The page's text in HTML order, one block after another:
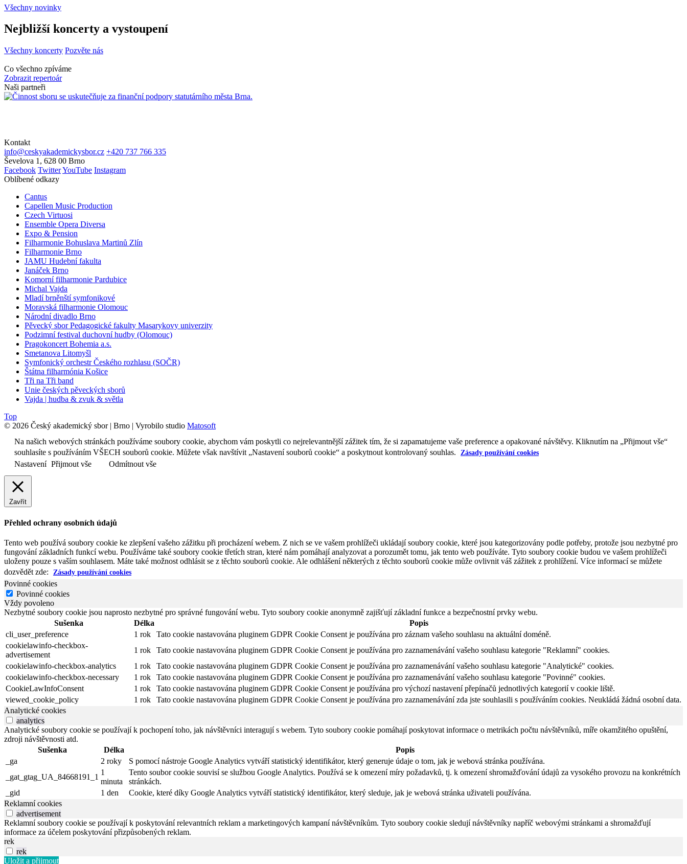
Všechny novinky
Nejbližší koncerty a vystoupení
Všechny koncerty Pozvěte nás
Co všechno zpíváme
Zobrazit repertoár
Naši partneři
Kontakt
info@ceskyakademickysbor.cz +420 737 766 335
Ševelova 1, 628 00 Brno
Facebook TwitterYouTube Instagram
Oblíbené odkazy
Cantus
Capellen Music Production
Czech Virtuosi
Ensemble Opera Diversa
Expo & Pension
Filharmonie Bohuslava Martinů Zlín
Filharmonie Brno
JAMU Hudební fakulta
Janáček Brno
Komorní filharmonie Pardubice
Michal Vajda
Mladí brněnští symfonikové
Moravská filharmonie Olomouc
Národní divadlo Brno
Pěvecký sbor Pedagogické fakulty Masarykovy univerzity
Podzimní festival duchovní hudby (Olomouc)
Pragokoncert Bohemia a.s.
Smetanova Litomyšl
Symfonický orchestr Českého rozhlasu (SOČR)
Štátna filharmónia Košice
Tři na Tři band
Unie českých pěveckých sborů
Vajda | hudba & zvuk & světla
Top
© 2026 Český akademický sbor | Brno | Vyrobilo studio Matosoft
Na našich webových stránkách používáme soubory cookie, abychom vám poskytli co nejrelevantnější zážitek tím, že si zapamatujeme vaše preference a opakované návštěvy. Kliknutím na „Přijmout vše“
souhlasíte s používáním VŠECH souborů cookie. Můžete však navštívit „Nastavení souborů cookie“ a poskytnout kontrolovaný souhlas.
Zásady používání cookies
Nastavení Přijmout vše Odmítnout vše
Zavřít
Přehled ochrany osobních údajů
Tento web používá soubory cookie ke zlepšení vašeho zážitku při procházení webem. Z nich se ve vašem prohlížeči ukládají soubory cookie, které jsou kategorizovány podle potřeby, protože jsou nezbytné pro
fungování základních funkcí webu. Používáme také soubory cookie třetích stran, které nám pomáhají analyzovat a porozumět tomu, jak tento web používáte. Tyto soubory cookie budou ve vašem prohlížeči
uloženy pouze s vaším souhlasem. Máte také možnost odhlásit se z těchto souborů cookie. Ale odhlášení některých z těchto souborů cookie může ovlivnit váš zážitek z prohlížení. Více informací se můžete
dozvědět zde:
Zásady používání cookies
Povinné cookies
Povinné cookies
Vždy povoleno
Nezbytné soubory cookie jsou naprosto nezbytné pro správné fungování webu. Tyto soubory cookie anonymně zajišťují základní funkce a bezpečnostní prvky webu.
Sušenka
Délka
Popis
cli_user_preference
1 rok
Tato cookie nastavována pluginem GDPR Cookie Consent je používána pro záznam vašeho souhlasu na aktuální doméně.
cookielawinfo-checkbox-
advertisement
1 rok
Tato cookie nastavována pluginem GDPR Cookie Consent je používána pro zaznamenávání vašeho souhlasu kategorie "Reklamní" cookies.
cookielawinfo-checkbox-analytics
1 rok
Tato cookie nastavována pluginem GDPR Cookie Consent je používána pro zaznamenávání vašeho souhlasu kategorie "Analytické" cookies.
cookielawinfo-checkbox-necessary
1 rok
Tato cookie nastavována pluginem GDPR Cookie Consent je používána pro zaznamenávání vašeho souhlasu kategorie "Povinné" cookies.
CookieLawInfoConsent
1 rok
Tato cookie nastavována pluginem GDPR Cookie Consent je používána pro výchozí nastavení přepínačů jednotlivých kategorií v cookie liště.
viewed_cookie_policy
1 rok
Tato cookie nastavována pluginem GDPR Cookie Consent je používána pro zaznamenávání zda jste souhlasili s používáním cookies. Neukládá žádná osobní data.
Analytické cookies
analytics
Analytické soubory cookie se používají k pochopení toho, jak návštěvníci interagují s webem. Tyto soubory cookie pomáhají poskytovat informace o metrikách počtu návštěvníků, míře okamžitého opuštění,
zdroji návštěvnosti atd.
Sušenka
Délka
Popis
_ga
2 roky
S pomocí nástroje Google Analytics vytváří statistický identifikátor, který generuje údaje o tom, jak je webová stránka používána.
_gat_gtag_UA_84668191_1
1
minuta
Tento soubor cookie souvisí se službou Google Analytics. Používá se k omezení míry požadavků, tj. k omezení shromažďování údajů za vysokého provozu na konkrétních
stránkách.
_gid
1 den
Cookie, které díky Google Analytics vytváří statistický identifikátor, který sleduje, jak je webová stránka uživateli používána.
Reklamní cookies
advertisement
Reklamní soubory cookie se používají k poskytování relevantních reklam a marketingových kampaní návštěvníkům. Tyto soubory cookie sledují návštěvníky napříč webovými stránkami a shromažďují
informace za účelem poskytování přizpůsobených reklam.
rek
rek
Uložit a přijmout